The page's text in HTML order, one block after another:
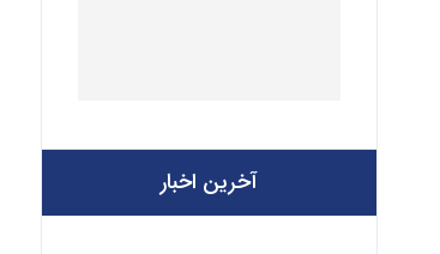
آخرین اخبار